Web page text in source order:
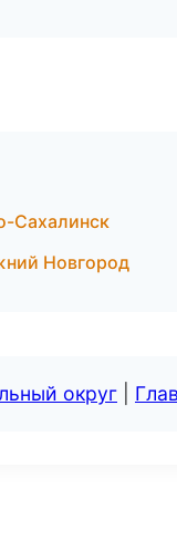
Сахалинск
Новгород
округ